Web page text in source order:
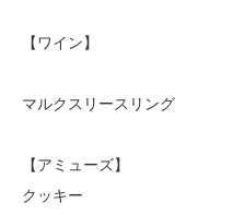
【ワイン】
マルクスリースリング
【アミューズ】
クッキー